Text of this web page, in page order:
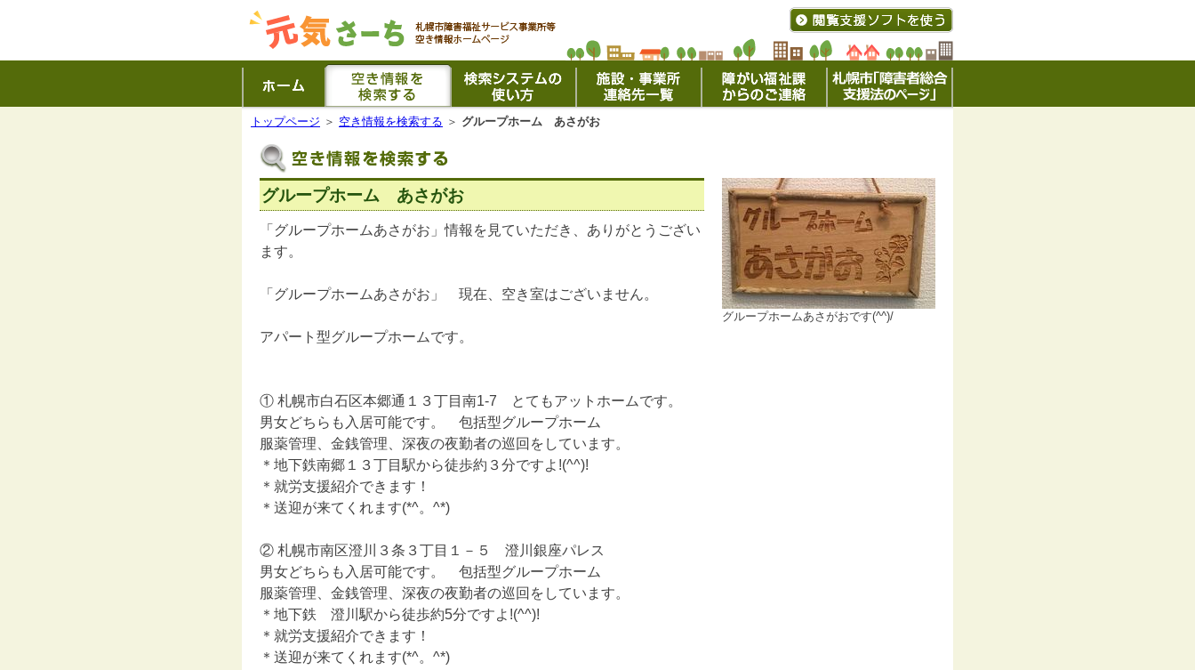
トップページ ＞ 空き情報を検索する ＞ グループホーム あさがお
グループホーム あさがお
「グループホームあさがお」情報を見ていただき、ありがとうござい
ます。
「グループホームあさがお」 現在、空き室はございません。
アパート型グループホームです。
① 札幌市白石区本郷通１３丁目南1-7 とてもアットホームです。
男女どちらも入居可能です。 包括型グループホーム
服薬管理、金銭管理、深夜の夜勤者の巡回をしています。
＊地下鉄南郷１３丁目駅から徒歩約３分ですよ!(^^)!
＊就労支援紹介できます！
＊送迎が来てくれます(*^。^*)
② 札幌市南区澄川３条３丁目１－５ 澄川銀座パレス
男女どちらも入居可能です。 包括型グループホーム
服薬管理、金銭管理、深夜の夜勤者の巡回をしています。
＊地下鉄 澄川駅から徒歩約5分ですよ!(^^)!
＊就労支援紹介できます！
＊送迎が来てくれます(*^。^*)
グループホームあさがおです(^^)/